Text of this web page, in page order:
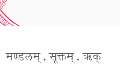
मण्डलम् . सूक्तम् . ऋक्